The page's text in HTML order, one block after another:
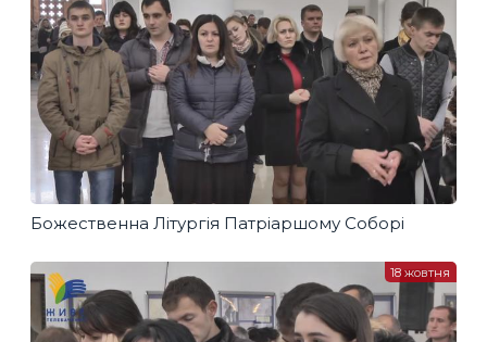
Божественна Літургія Патріаршому Соборі
18 жовтня